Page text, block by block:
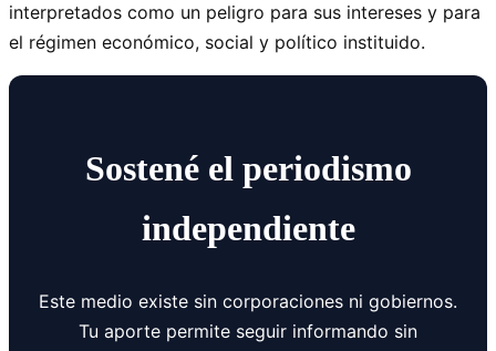
interpretados como un peligro para sus intereses y para
el régimen económico, social y político instituido.
Sostené el periodismo
independiente
Este medio existe sin corporaciones ni gobiernos.
Tu aporte permite seguir informando sin